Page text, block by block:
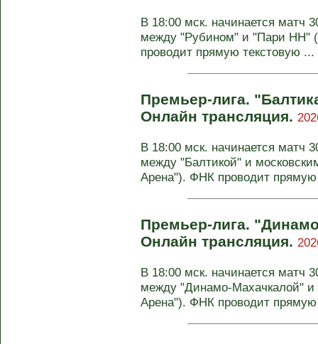
В 18:00 мск. начинается матч
между "Рубином" и "Пари НН"
проводит прямую текстовую ...
Премьер-лига.
Онлайн трансляция.
В 18:00 мск. начинается матч
между "Балтикой" и
Арена"). ФНК проводит
Премьер-лига.
Онлайн трансляция.
В 18:00 мск. начинается матч
между "Динамо-Махачкалой"
Арена"). ФНК проводит